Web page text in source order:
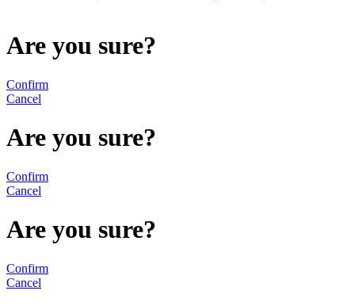
Are you sure?
Confirm
Cancel
Are you sure?
Confirm
Cancel
Are you sure?
Confirm
Cancel